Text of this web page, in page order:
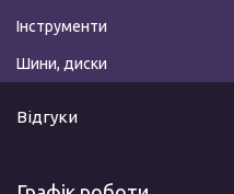
Інструменти
Шини, диски
Відгуки